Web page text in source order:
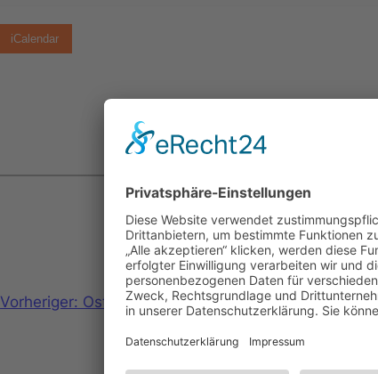
iCalendar
Vorheriger: Ostermontag an der SGV Hütte